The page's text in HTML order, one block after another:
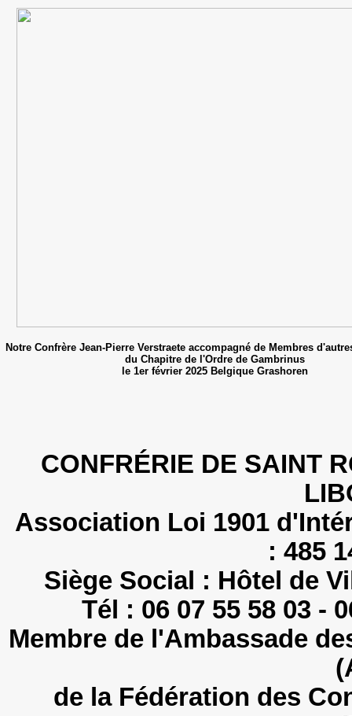
Notre Confrère Jean-Pierre Verstraete accompagné de Membres
du Chapitre de l'Ordre de Gambrinus
le 1er février 2025 Belgique Grashoren
CONFRÉRIE DE SAINT
Association Loi 1901
: 485
Siège Social : Hôtel de
Tél : 06 07 55 58 03 -
Membre de l'Ambassade
de la Fédération des